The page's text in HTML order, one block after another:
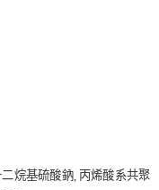
二烷基硫酸鈉, 丙烯酸系共聚